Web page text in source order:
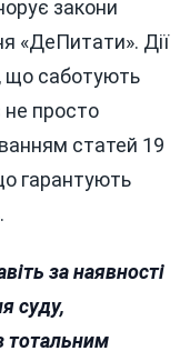
закони
«ДеПитати». Дії
що саботують
не просто
статей 19
гарантують
за наявності
суду,
тотальним